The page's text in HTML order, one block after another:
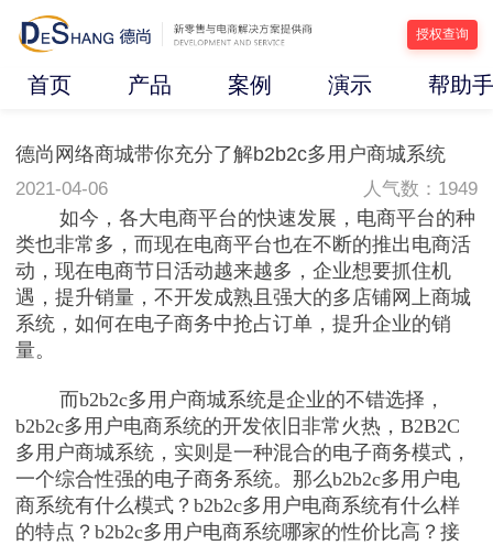
授权查询
首页 产品 案例 演示 帮助
德尚网络商城带你充分了解b2b2c多用户商城系统
2021-04-06 人气数：1949
如今，各大电商平台的快速发展，电商平台的种
类也非常多，而现在电商平台也在不断的推出电商活
动，现在电商节日活动越来越多，企业想要抓住机
遇，提升销量，不开发成熟且强大的多店铺网上商城
系统，如何在电子商务中抢占订单，提升企业的销
量。
而b2b2c多用户商城系统是企业的不错选择，
b2b2c多用户电商系统的开发依旧非常火热，B2B2C
多用户商城系统，实则是一种混合的电子商务模式，
一个综合性强的电子商务系统。那么b2b2c多用户电
商系统有什么模式？b2b2c多用户电商系统有什么样
的特点？b2b2c多用户电商系统哪家的性价比高？接